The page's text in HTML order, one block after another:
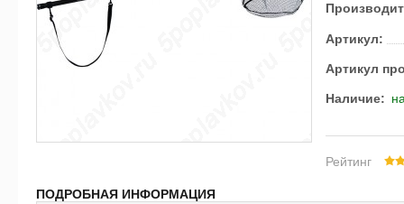
Артикул:
Артикул
Наличие:
Рейтинг
ПОДРОБНАЯ ИНФОРМАЦИЯ